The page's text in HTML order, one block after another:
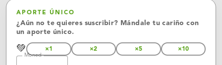
APORTE ÚNICO
¿Aún no te quieres suscribir? Mándale tu cariño con
un aporte único.
💚 ×1 ×2 ×5 ×10
Moneda